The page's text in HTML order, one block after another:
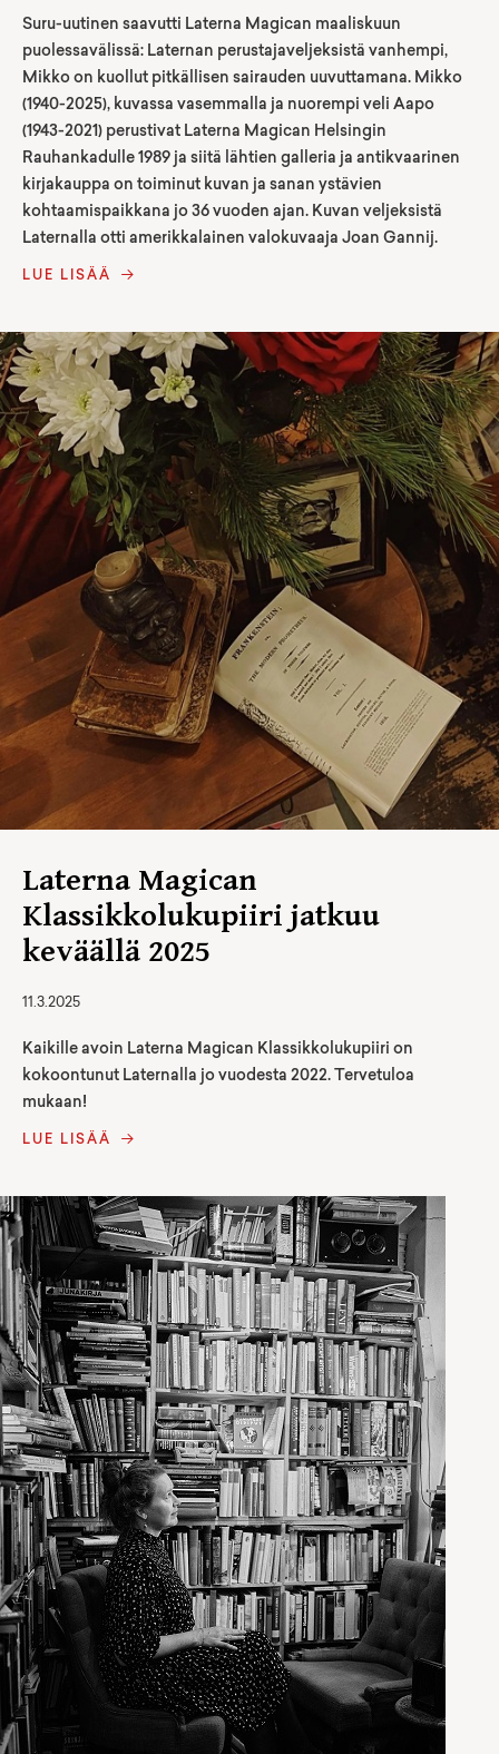
Suru-uutinen saavutti Laterna Magican maaliskuun
puolessavälissä: Laternan perustajaveljeksistä vanhempi,
Mikko on kuollut pitkällisen sairauden uuvuttamana. Mikko
(1940-2025), kuvassa vasemmalla ja nuorempi veli Aapo
(1943-2021) perustivat Laterna Magican Helsingin
Rauhankadulle 1989 ja siitä lähtien galleria ja antikvaarinen
kirjakauppa on toiminut kuvan ja sanan ystävien
kohtaamispaikkana jo 36 vuoden ajan. Kuvan veljeksistä
Laternalla otti amerikkalainen valokuvaaja Joan Gannij.
LUE LISÄÄ
Laterna Magican
Klassikkolukupiiri jatkuu
keväällä 2025
11.3.2025
Kaikille avoin Laterna Magican Klassikkolukupiiri on
kokoontunut Laternalla jo vuodesta 2022. Tervetuloa
mukaan!
LUE LISÄÄ